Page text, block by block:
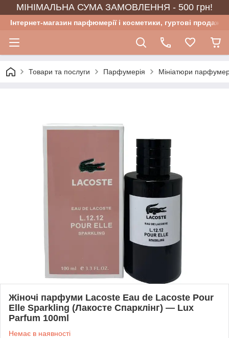
МІНІМАЛЬНА СУМА ЗАМОВЛЕННЯ - 500 грн!
Інтернет-магазин парфюмерії і косметики, гуртові продажі
Товари та послуги Парфумерія Мініатюри
Жіночі парфуми Lacoste Eau de Lacoste Pour
Elle Sparkling (Лакосте Спарклінг) — Lux
Parfum 100ml
Немає в наявності